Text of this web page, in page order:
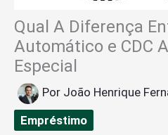
Qual A Diferença
Automático e CDC
Especial
Por João Henrique
Empréstimo